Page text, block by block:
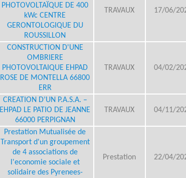
Cartographie
Le film des 50
ans
Le film des 60
ans
spontanée
Offres de
Métiers
PHOTOVOLTAÏQUE DE 400
kWc CENTRE
GERONTOLOGIQUE DU
ROUSSILLON
TRAVAUX 17/06/
CONSTRUCTION D'UNE
OMBRIERE
PHOTOVOLTAIQUE EHPAD
ROSE DE MONTELLA 66800
ERR
TRAVAUX 04/02/
CREATION D’UN P.A.S.A. –
EHPAD LE PATIO DE JEANNE
66000 PERPIGNAN
TRAVAUX 04/11/
Prestation Mutualisée de
Transport d'un groupement
de 4 associations de
l'economie sociale et
solidaire des Pyrenees-
Prestation 22/04/